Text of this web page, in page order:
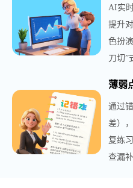
AI实
提升
色扮
刀切”
薄弱
通过
差）
复练
查漏补